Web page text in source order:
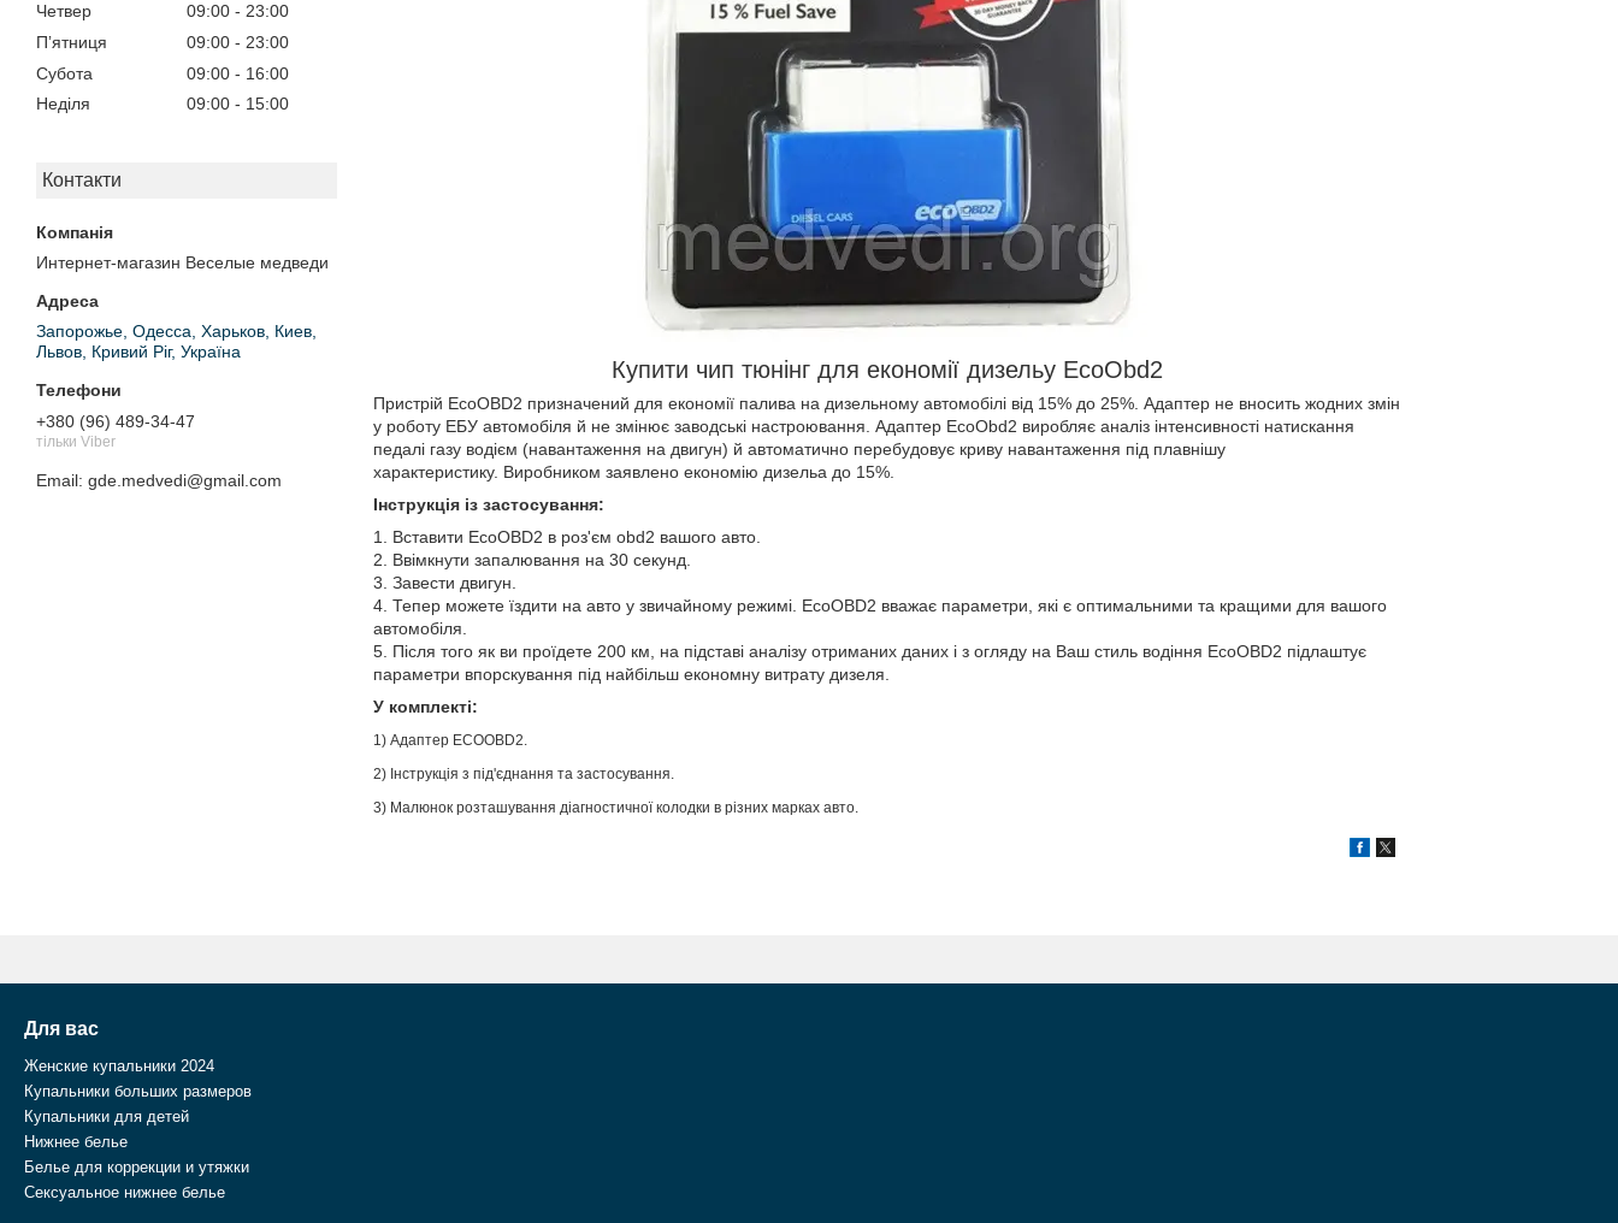
Четвер
09:00
23:00
Пʼятниця
09:00
23:00
Субота
09:00
16:00
Неділя
09:00 15:00
Контакти
Интернет-магазин Веселые медведи
Запорожье, Одесса, Харьков, Киев,
Львов, Кривий Ріг, Україна
+380 (96) 489-34-47
тільки Viber
Email gde.medvedi@gmail.com
Купити чип тюнінг для економії дизельу EcoObd2
Пристрій EcoOBD2 призначений для економії палива на дизельному автомобілі від 15% до 25%. Адаптер не вносить жодних змін
у роботу ЕБУ автомобіля й не змінює заводські настроювання. Адаптер EcoObd2 виробляє аналіз інтенсивності натискання
педалі газу водієм (навантаження на двигун) й автоматично перебудовує криву навантаження під плавнішу
характеристику. Виробником заявлено економію дизельа до 15%.
Інструкція із застосування:
1. Вставити EcoOBD2 в роз'єм obd2 вашого авто.
2. Ввімкнути запалювання на 30 секунд.
3. Завести двигун.
4. Тепер можете їздити на авто у звичайному режимі. EcoOBD2 вважає параметри, які є оптимальними та кращими для вашого
автомобіля.
5. Після того як ви проїдете 200 км, на підставі аналізу отриманих даних і з огляду на Ваш стиль водіння EcoOBD2 підлаштує
параметри впорскування під найбільш економну витрату дизеля.
У комплекті:
1) Адаптер ECOOBD2.
2) Інструкція з під'єднання та застосування.
3) Малюнок розташування діагностичної колодки в різних марках авто.
Для вас
Женские купальники 2024
Купальники больших размеров
Купальники для детей
Нижнее белье
Белье для коррекции и утяжки
Сексуальное нижнее белье